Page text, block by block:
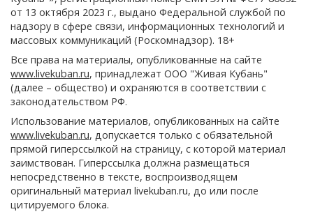
от 13 октября 2023 г., выдано Федеральной службой по
надзору в сфере связи, информационных технологий и
массовых коммуникаций (Роскомнадзор). 18+
Все права на материалы, опубликованные на сайте
www.livekuban.ru, принадлежат ООО "Живая Кубань"
(далее – общество) и охраняются в соответствии с
законодательством РФ.
Использование материалов, опубликованных на сайте
www.livekuban.ru, допускается только с обязательной
прямой гиперссылкой на страницу, с которой материал
заимствован. Гиперссылка должна размещаться
непосредственно в тексте, воспроизводящем
оригинальный материал livekuban.ru, до или после
цитируемого блока.